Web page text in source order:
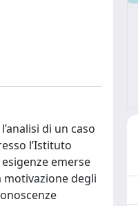
di un caso
l’Istituto
emerse
motivazione degli